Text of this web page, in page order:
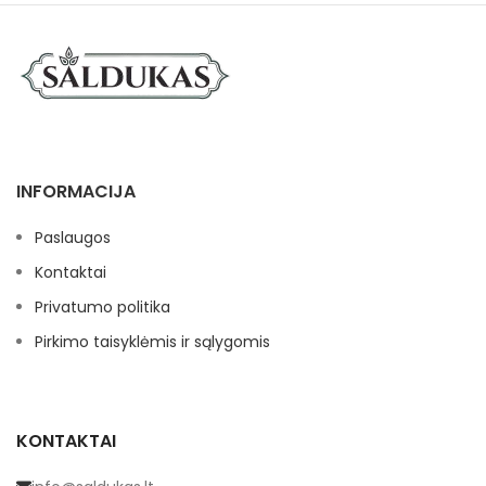
INFORMACIJA
Paslaugos
Kontaktai
Privatumo politika
Pirkimo taisyklėmis ir sąlygomis
KONTAKTAI